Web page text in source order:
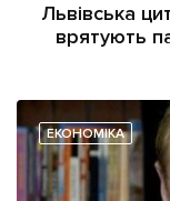
Львівська
врятують
ЕКОНОМІКА